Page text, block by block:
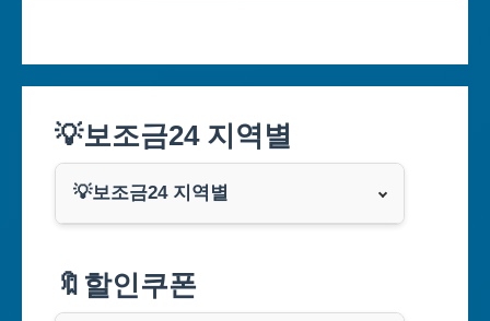
💡보조금24 지역별
💡보조금24 지역별
부산광역시
🔖할인쿠폰